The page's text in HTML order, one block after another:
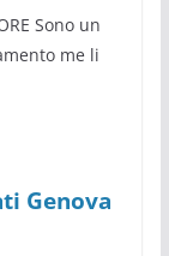
Sono un
me li
Genova